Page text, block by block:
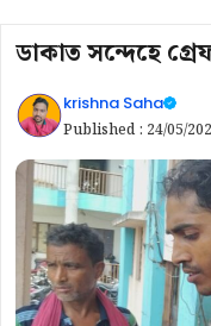
ডাকাত সন্দেহে
krishna Saha
Published : 24/05/